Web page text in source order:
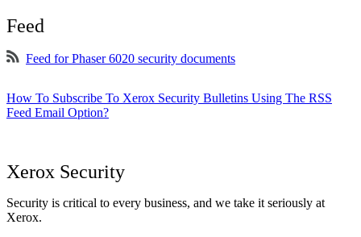
Feed
Feed for Phaser 6020 security documents
How To Subscribe To Xerox Security Bulletins Using The RSS
Feed Email Option?
Xerox Security
Security is critical to every business, and we take it seriously at
Xerox.